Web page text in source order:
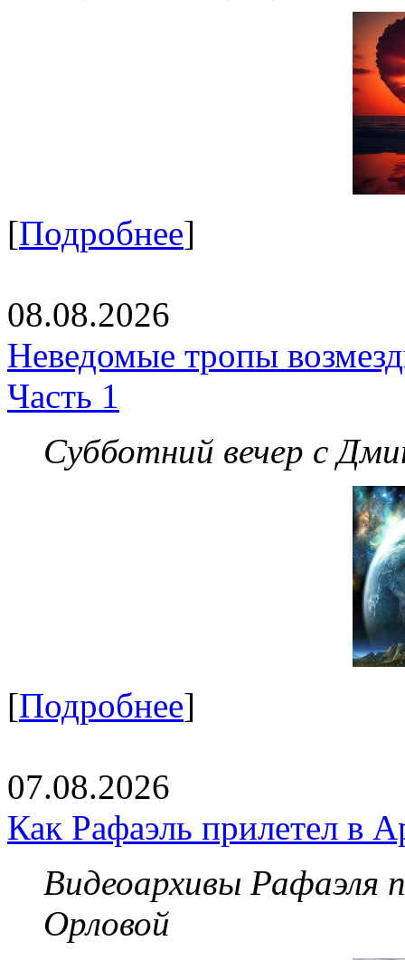
[Подробнее]
08.08.2026
Неведомые тропы
Часть 1
Субботний вечер с
[Подробнее]
07.08.2026
Как Рафаэль прилетел в
Видеоархивы Рафаэля
Орловой